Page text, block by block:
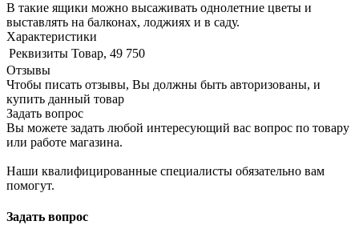
В такие ящики можно высаживать однолетние цветы и
выставлять на балконах, лоджиях и в саду.
Характеристики
Реквизиты Товар, 49 750
Отзывы
Чтобы писать отзывы, Вы должны быть авторизованы, и
купить данный товар
Задать вопрос
Вы можете задать любой интересующий вас вопрос по товару
или работе магазина.
Наши квалифицированные специалисты обязательно вам
помогут.
Задать вопрос